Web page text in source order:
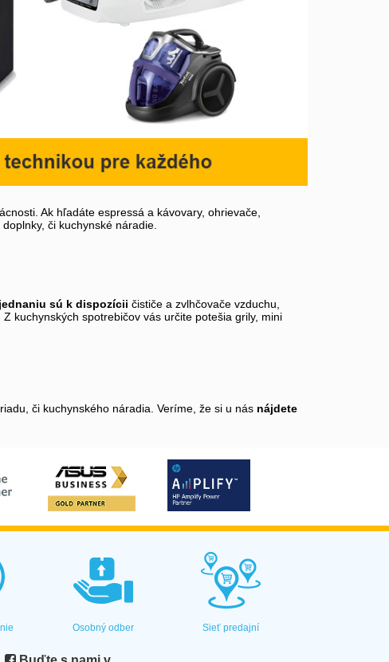
Ak hľadáte espressá a kávovary, ohrievače,
či kuchynské náradie.
sú k dispozícii čističe a zvlhčovače vzduchu,
kuchynských spotrebičov vás určite potešia grily, mini
či kuchynského náradia. Veríme, že si u nás nájdete
Osobný odber Sieť predajní